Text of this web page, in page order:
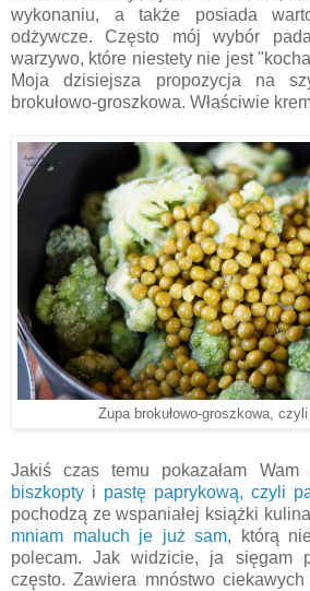
wykonaniu, a także posiada
odżywcze. Często mój wybór
warzywo, które niestety nie jest
Moja dzisiejsza propozycja na
brokułowo-groszkowa. Właściwie
Zupa brokułowo-groszkowa,
Jakiś czas temu pokazałam
biszkopty i pastę paprykową, czyli
pochodzą ze wspaniałej książki
mniam maluch je już sam, którą
polecam. Jak widzicie, ja sięgam
często. Zawiera mnóstwo